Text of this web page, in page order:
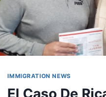
IMMIGRATION NEWS
El Caso De